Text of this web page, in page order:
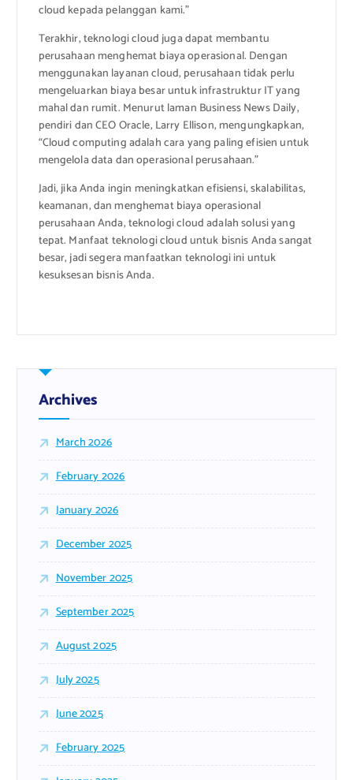
cloud kepada pelanggan kami.”
Terakhir, teknologi cloud juga dapat membantu
perusahaan menghemat biaya operasional. Dengan
menggunakan layanan cloud, perusahaan tidak perlu
mengeluarkan biaya besar untuk infrastruktur IT yang
mahal dan rumit. Menurut laman Business News Daily,
pendiri dan CEO Oracle, Larry Ellison, mengungkapkan,
“Cloud computing adalah cara yang paling efisien untuk
mengelola data dan operasional perusahaan.”
Jadi, jika Anda ingin meningkatkan efisiensi, skalabilitas,
keamanan, dan menghemat biaya operasional
perusahaan Anda, teknologi cloud adalah solusi yang
tepat. Manfaat teknologi cloud untuk bisnis Anda sangat
besar, jadi segera manfaatkan teknologi ini untuk
kesuksesan bisnis Anda.
Archives
March 2026
February 2026
January 2026
December 2025
November 2025
September 2025
August 2025
July 2025
June 2025
February 2025